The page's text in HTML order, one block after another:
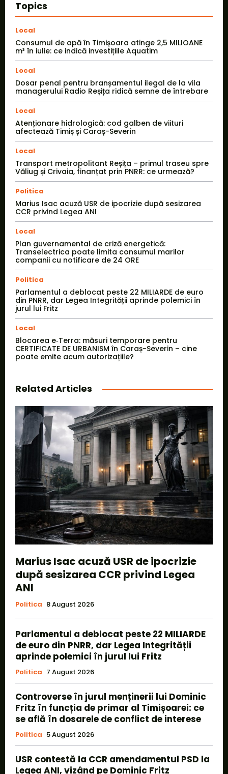
Topics
Local
Consumul de apă în Timișoara atinge 2,5 MILIOANE
m³ în iulie: ce indică investițiile Aquatim
Local
Dosar penal pentru branșamentul ilegal de la vila
managerului Radio Reșița ridică semne de întrebare
Local
Atenționare hidrologică: cod galben de viituri
afectează Timiș și Caraș-Severin
Local
Transport metropolitant Reșița – primul traseu spre
Văliug și Crivaia, finanțat prin PNRR: ce urmează?
Politica
Marius Isac acuză USR de ipocrizie după sesizarea
CCR privind Legea ANI
Local
Plan guvernamental de criză energetică:
Transelectrica poate limita consumul marilor
companii cu notificare de 24 ORE
Politica
Parlamentul a deblocat peste 22 MILIARDE de euro
din PNRR, dar Legea Integrității aprinde polemici în
jurul lui Fritz
Local
Blocarea e‑Terra: măsuri temporare pentru
CERTIFICATE DE URBANISM în Caraș-Severin – cine
poate emite acum autorizațiile?
Related Articles
Marius Isac acuză USR de ipocrizie
după sesizarea CCR privind Legea
ANI
Politica 8 August 2026
Parlamentul a deblocat peste 22 MILIARDE
de euro din PNRR, dar Legea Integrității
aprinde polemici în jurul lui Fritz
Politica 7 August 2026
Controverse în jurul menținerii lui Dominic
Fritz în funcția de primar al Timișoarei: ce
se află în dosarele de conflict de interese
Politica 5 August 2026
USR contestă la CCR amendamentul PSD la
Legea ANI, vizând pe Dominic Fritz